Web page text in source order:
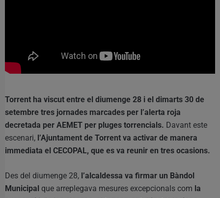
Torrent ha viscut entre el diumenge 28 i el dimarts 30 de
setembre tres jornades marcades per l’alerta roja
decretada per AEMET per pluges torrencials. Davant este
escenari, l’Ajuntament de Torrent va activar de manera
immediata el CECOPAL, que es va reunir en tres ocasions.
Des del diumenge 28, l’alcaldessa va firmar un Bàndol
Municipal que arreplegava mesures excepcionals com la